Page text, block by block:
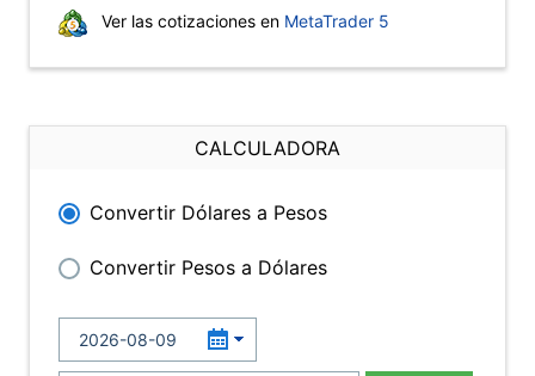
Ver las cotizaciones en MetaTrader 5
CALCULADORA
Convertir Dólares a Pesos
Convertir Pesos a Dólares